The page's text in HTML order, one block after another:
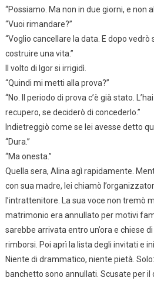
“Possiamo. Ma non in due giorni, e non
“Vuoi rimandare?”
“Voglio cancellare la data. E dopo vedrò
costruire una vita.”
Il volto di Igor si irrigidì.
“Quindi mi metti alla prova?”
“No. Il periodo di prova c’è già stato.
recupero, se deciderò di concederlo.”
Indietreggiò come se lei avesse detto
“Dura.”
“Ma onesta.”
Quella sera, Alina agì rapidamente.
con sua madre, lei chiamò
l’intrattenitore. La sua voce non tremò
matrimonio era annullato per motivi
sarebbe arrivata entro un’ora e chiese
rimborsi. Poi aprì la lista degli invitati e
Niente di drammatico, niente pietà.
banchetto sono annullati. Scusate per il